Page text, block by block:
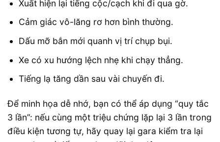
Xuất hiện lại tiếng cộc/cạch khi đi qua gờ.
Cảm giác vô-lăng rơ hơn bình thường.
Dấu mỡ bắn mới quanh vị trí chụp bụi.
Xe có xu hướng lệch nhẹ khi chạy thẳng.
Tiếng lạ tăng dần sau vài chuyến đi.
Để minh họa dễ nhớ, bạn có thể áp dụng “quy tắc
3 lần”: nếu cùng một triệu chứng lặp lại 3 lần trong
điều kiện tương tự, hãy quay lại gara kiểm tra lại